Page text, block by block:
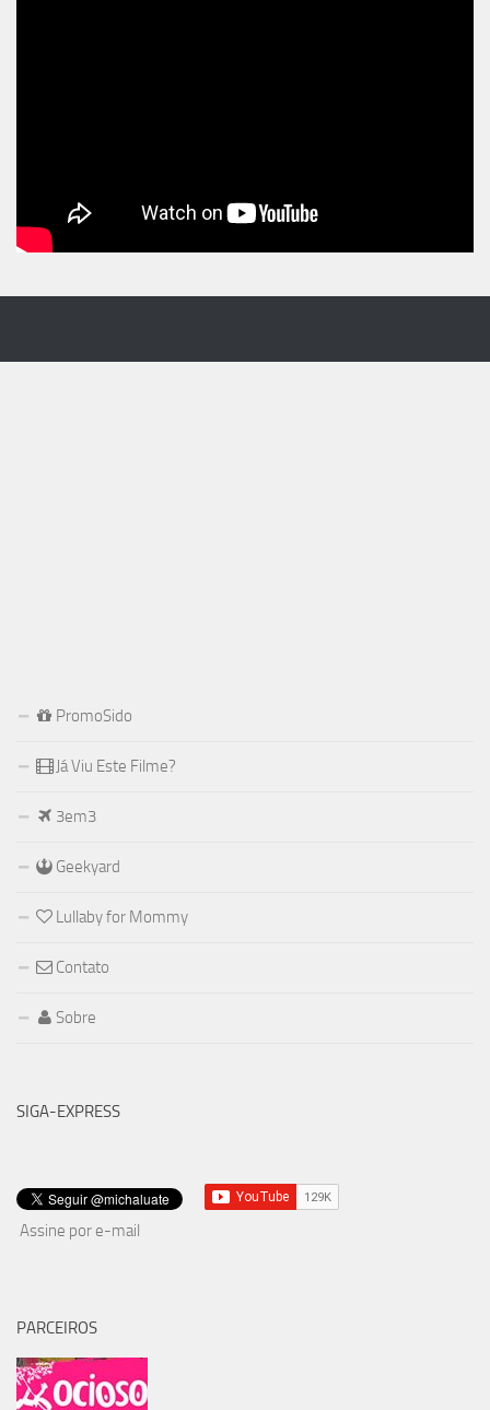
PromoSido
Já Viu Este Filme?
3em3
Geekyard
Lullaby for Mommy
Contato
Sobre
SIGA-EXPRESS
Assine por e-mail
PARCEIROS